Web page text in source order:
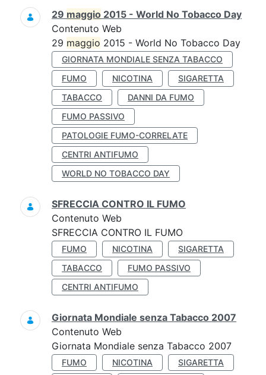
Ricerca
29 maggio 2015 - World No Tobacco Day
Contenuto Web
29 maggio 2015 - World No Tobacco Day
GIORNATA MONDIALE SENZA TABACCO
FUMO
NICOTINA
SIGARETTA
TABACCO
DANNI DA FUMO
FUMO PASSIVO
PATOLOGIE FUMO-CORRELATE
CENTRI ANTIFUMO
WORLD NO TOBACCO DAY
SFRECCIA CONTRO IL FUMO
Contenuto Web
SFRECCIA CONTRO IL FUMO
FUMO NICOTINA
SIGARETTA
TABACCO
FUMO PASSIVO
CENTRI ANTIFUMO
Giornata Mondiale senza Tabacco 2007
Contenuto Web
Giornata Mondiale senza Tabacco 2007
FUMO NICOTINA SIGARETTA